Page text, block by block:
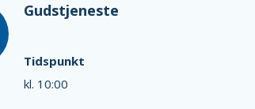
Gudstjeneste
Tidspunkt
kl. 10:00